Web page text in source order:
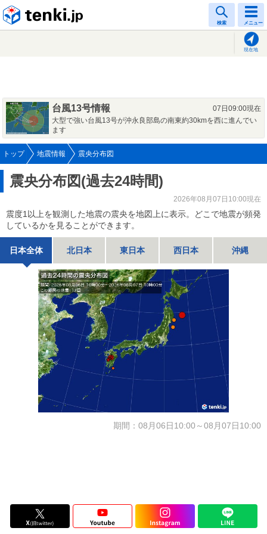
検索 メニュー
現在地
台風13号情報
07日09:00現在
大型で強い台風13号が沖永良部島の南東約30kmを西に進んでい
ます
トップ 地震情報 震央分布図
震央分布図(過去24時間)
2026年08月07日10:00現在
震度1以上を観測した地震の震央を地図上に表示。どこで地震が頻発
しているかを見ることができます。
日本全体 北日本 東日本 西日本 沖縄
期間：08月06日10:00～08月07日10:00